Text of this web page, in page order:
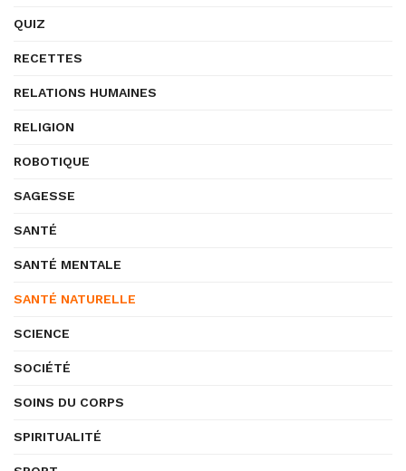
QUIZ
RECETTES
RELATIONS HUMAINES
RELIGION
ROBOTIQUE
SAGESSE
SANTÉ
SANTÉ MENTALE
SANTÉ NATURELLE
SCIENCE
SOCIÉTÉ
SOINS DU CORPS
SPIRITUALITÉ